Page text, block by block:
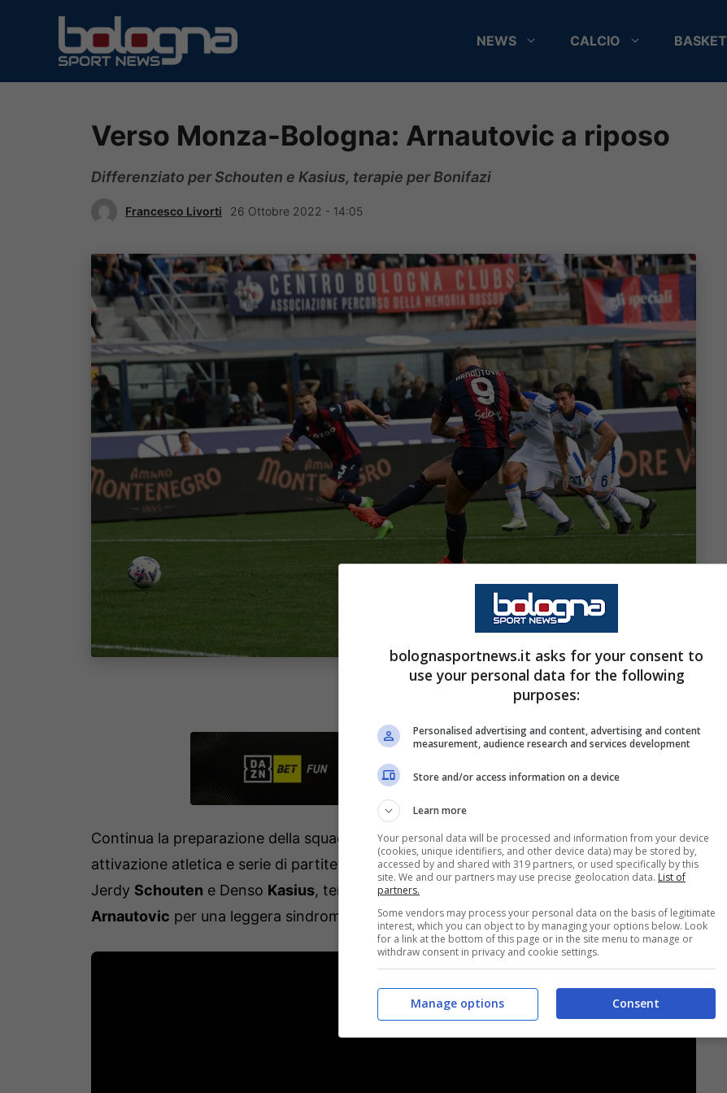
contenuto
NEWS CALCIO BASKET
Verso Monza-Bologna: Arnautovic a riposo
Differenziato per Schouten e Kasius, terapie per Bonifazi
Francesco Livorti 26 Ottobre 2022 - 14:05
Continua la preparazione della squadra alla trasferta di Monza: oggi per i rossoblù
attivazione atletica e serie di partitelle a metà campo. Allenamento differenziato per
Jerdy Schouten e Denso Kasius, terapie per Kevin
Arnautovic per una leggera sindrome gastrointestinale.
bolognasportnews.it asks for your consent to
use your personal data for the following
purposes:
Personalised advertising and content, advertising and content
measurement, audience research and services development
Store and/or access information on a device
Learn more
Your personal data will be processed and information from your device
(cookies, unique identifiers, and other device data) may be stored by,
accessed by and shared with 319 partners, or used specifically by this
site. We and our partners may use precise geolocation data. List of
partners.
Some vendors may process your personal data on the basis of legitimate
interest, which you can object to by managing your options below. Look
for a link at the bottom of this page or in the site menu to manage or
withdraw consent in privacy and cookie settings.
Consent
Manage options